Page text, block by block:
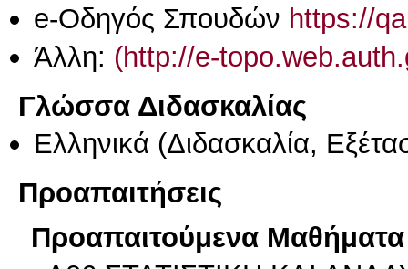
e-Οδηγός Σπουδών https://
Άλλη: (http://e-
Γλώσσα Διδασκαλίας
Ελληνικά (Διδασκαλία,
Προαπαιτήσεις
Προαπαιτούμενα Μαθήματα